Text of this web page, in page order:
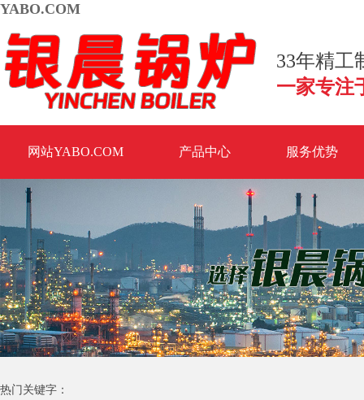
YABO.COM
33年精
一家专注
网站YABO.COM 产品中心 服务优势
热门关键字：